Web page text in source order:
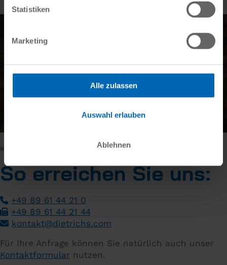
Statistiken
Marketing
Alle zulassen
Auswahl erlauben
Ablehnen
Kontakt
So erreichen Sie uns:
+49 89 61 44 21 0
+49 89 61 44 21 44
kontakt@dietrichs.com
Für Ihre Anfrage können Sie natürlich auch unser
Kontaktformular nutzen.